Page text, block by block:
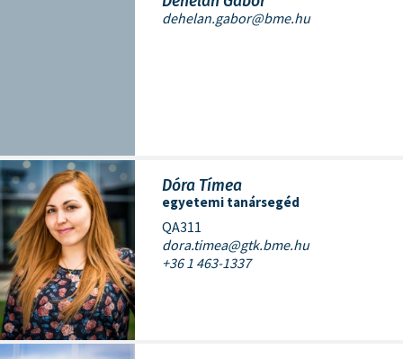
dehelan.gabor@bme.hu
Dóra Tímea
egyetemi tanársegéd
QA311
dora.timea@gtk.bme.hu
+36 1 463-1337